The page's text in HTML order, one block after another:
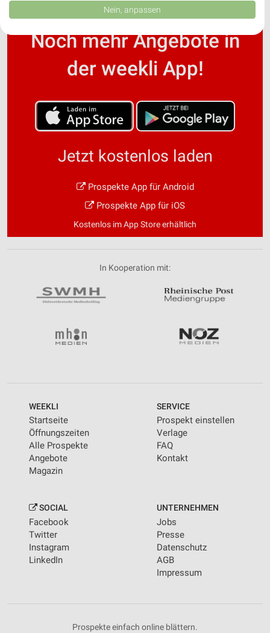
Noch mehr Angebote in
der weekli App!
Jetzt kostenlos laden
Prospekte App für Android
Prospekte App für iOS
Kostenlos im App Store erhältlich
In Kooperation mit:
WEEKLI
Startseite
Öffnungszeiten
Alle Prospekte
Angebote
Magazin
SERVICE
Prospekt einstellen
Verlage
FAQ
Kontakt
SOCIAL
Facebook
Twitter
Instagram
LinkedIn
UNTERNEHMEN
Jobs
Presse
Datenschutz
AGB
Impressum
Prospekte einfach online blättern.
Daten können außerhalb der Europäischen Union weitergegeben und in die
Website/App.
Wir nutzen Ihre Daten für folgende Zwecke:
Speichern von oder Zugriff auf Informationen
auf einem Endgerät
Werbeanzeigen
Verwendung von Profilen zur Auswahl
personalisierter Inhalte
Messung der Performance von Inhalten
Entwicklung und Verbesserung der Angebote
Verwendung reduzierter Daten zur Auswahl von
Inhalten
IAB-Besonderheiten:
Geräte anhand von aktiv angeforderten
Nicht-IAB-Verarbeitungszwecke:
Notwendig
Nein, anpassen